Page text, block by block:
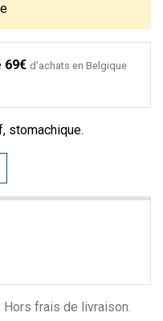
69€ d’achats en Belgique
stomachique.
Hors frais de livraison.